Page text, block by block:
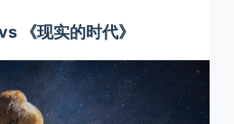
《现实的时代》